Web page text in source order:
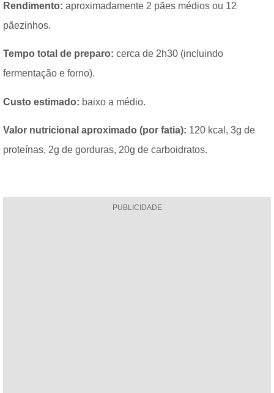
Rendimento: aproximadamente 2 pães médios ou 12
pãezinhos.
Tempo total de preparo: cerca de 2h30 (incluindo
fermentação e forno).
Custo estimado: baixo a médio.
Valor nutricional aproximado (por fatia): 120 kcal, 3g de
proteínas, 2g de gorduras, 20g de carboidratos.
PUBLICIDADE